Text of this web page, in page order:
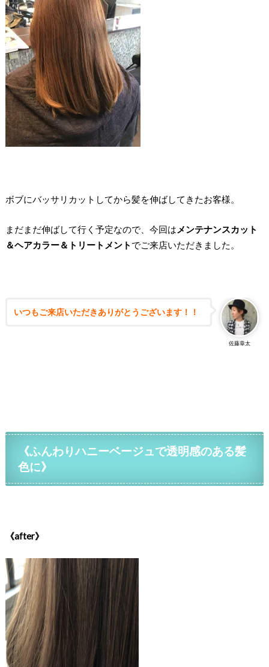
ボブにバッサリカットしてから髪を伸ばしてきたお客様。
まだまだ伸ばして行く予定なので、今回は メンテナンスカット
＆ヘアカラー＆トリートメント でご来店いただきました。
佐藤章太
いつもご来店いただきありがとうございます！！
《ふんわりハニーベージュで透明感のある髪
色に》
《after》